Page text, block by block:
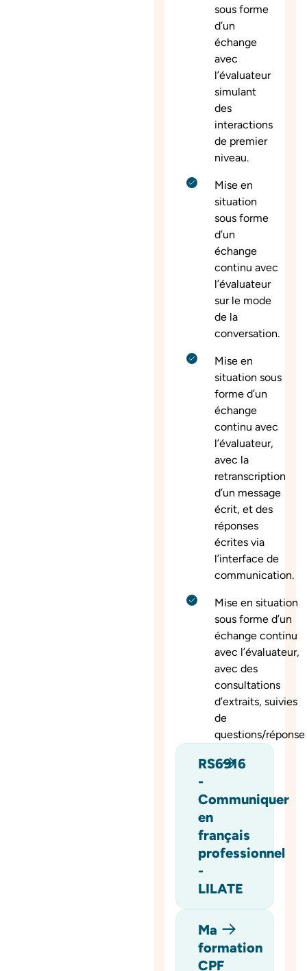
sous forme
d’un
échange
avec
l’évaluateur
simulant
des
interactions
de premier
niveau.
Mise en
situation
sous forme
d’un
échange
continu avec
l’évaluateur
sur le mode
de la
conversation.
Mise en
situation sous
forme d’un
échange
continu avec
l’évaluateur,
avec la
retranscription
d’un message
écrit, et des
réponses
écrites via
l’interface de
communication.
Mise en situation
sous forme d’un
échange continu
avec l’évaluateur,
avec des
consultations
d’extraits, suivies
de
questions/réponse
RS6916
-
Communiquer
en
français
professionnel
-
LILATE
Ma
formation
CPF